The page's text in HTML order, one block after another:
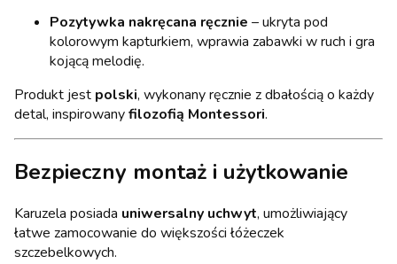
Pozytywka nakręcana ręcznie – ukryta pod
kolorowym kapturkiem, wprawia zabawki w ruch i gra
kojącą melodię.
Produkt jest polski, wykonany ręcznie z dbałością o każdy
detal, inspirowanyfilozofią Montessori.
Bezpieczny montaż i użytkowanie
Karuzela posiada uniwersalny uchwyt, umożliwiający
łatwe zamocowanie do większości łóżeczek
szczebelkowych.